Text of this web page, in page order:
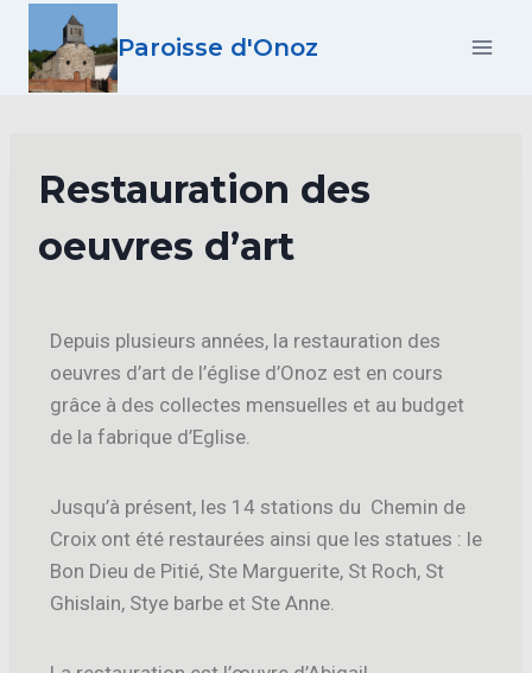
Paroisse d'Onoz
Restauration des
oeuvres d’art
Depuis plusieurs années, la restauration des
oeuvres d’art de l’église d’Onoz est en cours
grâce à des collectes mensuelles et au budget
de la fabrique d’Eglise.
Jusqu’à présent, les 14 stations du Chemin de
Croix ont été restaurées ainsi que les statues : le
Bon Dieu de Pitié, Ste Marguerite, St Roch, St
Ghislain, Stye barbe et Ste Anne.